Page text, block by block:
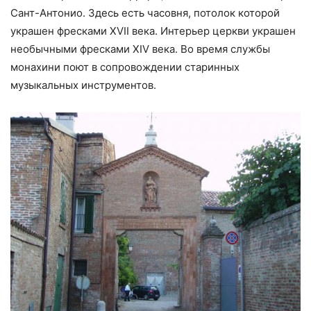
Сант-Антонио. Здесь есть часовня, потолок которой
украшен фресками XVII века. Интерьер церкви украшен
необычными фресками XIV века. Во время службы
монахини поют в сопровождении старинных
музыкальных инструментов.